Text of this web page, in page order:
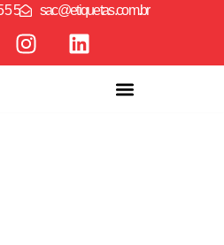
5 5 sac@etiquetas.com.br